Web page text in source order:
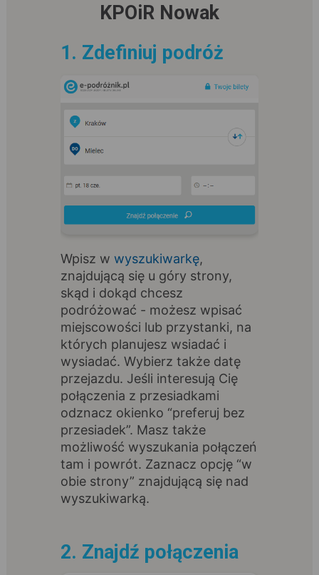
KPOiR Nowak
1. Zdefiniuj podróż
Wpisz w wyszukiwarkę,
znajdującą się u góry strony,
skąd i dokąd chcesz
podróżować - możesz wpisać
miejscowości lub przystanki, na
których planujesz wsiadać i
wysiadać. Wybierz także datę
przejazdu. Jeśli interesują Cię
połączenia z przesiadkami
odznacz okienko “preferuj bez
przesiadek”. Masz także
możliwość wyszukania połączeń
tam i powrót. Zaznacz opcję “w
obie strony” znajdującą się nad
wyszukiwarką.
2. Znajdź połączenia